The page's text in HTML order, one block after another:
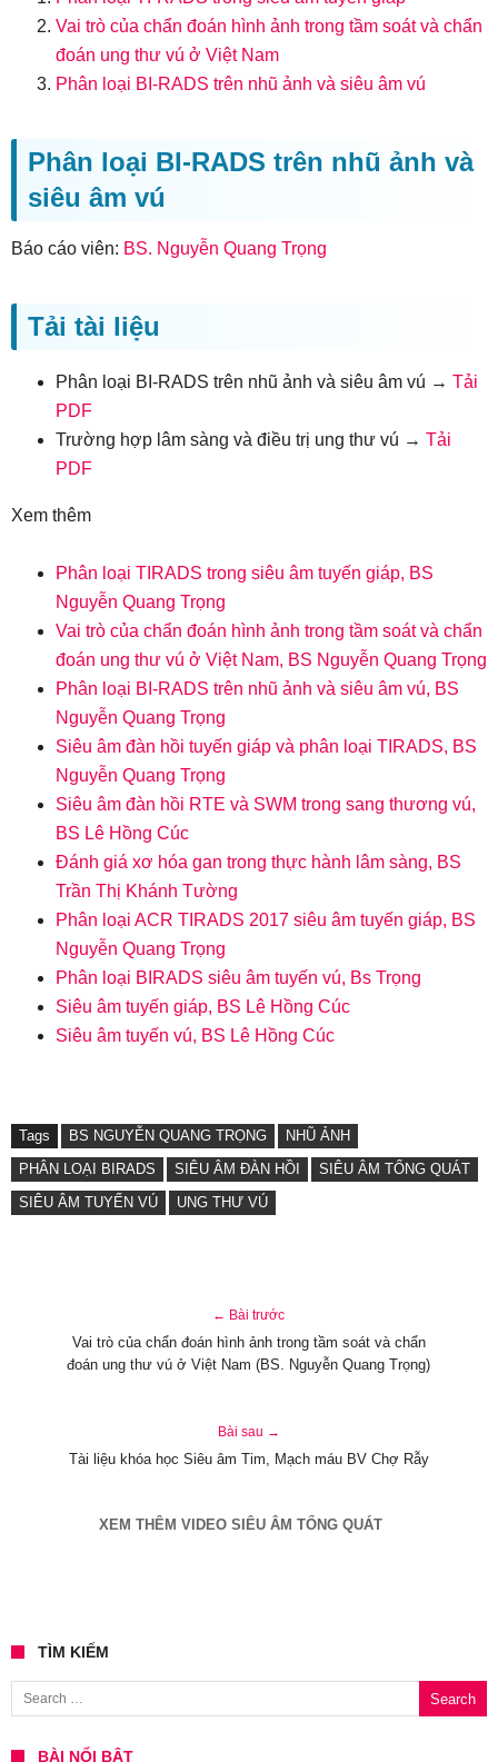
Vai trò của chẩn đoán hình ảnh trong tầm soát và chẩn
đoán ung thư vú ở Việt Nam
Phân loại BI-RADS trên nhũ ảnh và siêu âm vú
Phân loại BI-RADS trên nhũ ảnh và
siêu âm vú
Báo cáo viên: BS. Nguyễn Quang Trọng
Tải tài liệu
Phân loại BI-RADS trên nhũ ảnh và siêu âm vú → Tải
PDF
Trường hợp lâm sàng và điều trị ung thư vú → Tải
PDF
Xem thêm
Phân loại TIRADS trong siêu âm tuyến giáp, BS
Nguyễn Quang Trọng
Vai trò của chẩn đoán hình ảnh trong tầm soát và chẩn
đoán ung thư vú ở Việt Nam, BS Nguyễn Quang Trọng
Phân loại BI-RADS trên nhũ ảnh và siêu âm vú, BS
Nguyễn Quang Trọng
Siêu âm đàn hồi tuyến giáp và phân loại TIRADS, BS
Nguyễn Quang Trọng
Siêu âm đàn hồi RTE và SWM trong sang thương vú,
BS Lê Hồng Cúc
Đánh giá xơ hóa gan trong thực hành lâm sàng, BS
Trần Thị Khánh Tường
Phân loại ACR TIRADS 2017 siêu âm tuyến giáp, BS
Nguyễn Quang Trọng
Phân loại BIRADS siêu âm tuyến vú, Bs Trọng
Siêu âm tuyến giáp, BS Lê Hồng Cúc
Siêu âm tuyến vú, BS Lê Hồng Cúc
Tags BS NGUYỄN QUANG TRỌNG
NHŨ ẢNH
PHÂN LOẠI BIRADS
SIÊU ÂM ĐÀN HỒI
SIÊU ÂM TỔNG QUÁT
SIÊU ÂM TUYẾN VÚ
UNG THƯ VÚ
← Bài trước
Vai trò của chẩn đoán hình ảnh trong tầm soát và chẩn
đoán ung thư vú ở Việt Nam (BS. Nguyễn Quang Trọng)
Bài sau →
Tài liệu khóa học Siêu âm Tim, Mạch máu BV Chợ Rẫy
XEM THÊM VIDEO SIÊU ÂM TỔNG QUÁT
TÌM KIẾM
Search for:
BÀI NỔI BẬT